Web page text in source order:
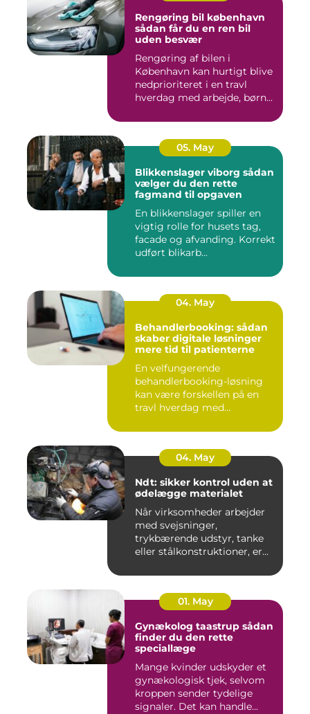
Rengøring bil københavn
sådan får du en ren bil
uden besvær
Rengøring af bilen i
København kan hurtigt blive
nedprioriteret i en travl
hverdag med arbejde, børn...
05. May
Blikkenslager viborg sådan
vælger du den rette
fagmand til opgaven
En blikkenslager spiller en
vigtig rolle for husets tag,
facade og afvanding. Korrekt
udført blikarb...
04. May
Behandlerbooking: sådan
skaber digitale løsninger
mere tid til patienterne
En velfungerende
behandlerbooking-løsning
kan være forskellen på en
travl hverdag med
04. May
Ndt: sikker kontrol uden at
ødelægge materialet
Når virksomheder arbejder
med svejsninger,
trykbærende udstyr, tanke
eller stålkonstruktioner, er
01. May
Gynækolog taastrup sådan
finder du den rette
speciallæge
Mange kvinder udskyder et
gynækologisk tjek, selvom
kroppen sender tydelige
signaler. Det kan handle...